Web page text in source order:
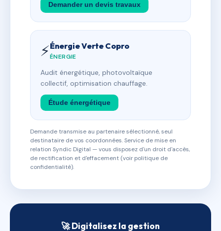
Demander un devis travaux
⚡Énergie Verte Copro
ÉNERGIE
Audit énergétique, photovoltaïque
collectif, optimisation chauffage.
Étude énergétique
Demande transmise au partenaire sélectionné, seul
destinataire de vos coordonnées. Service de mise en
relation Syndic Digital — vous disposez d'un droit d'accès,
de rectification et d'effacement (voir politique de
confidentialité).
🚀 Digitalisez la gestion